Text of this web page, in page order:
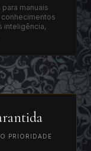
manuais
inteligência,
PRIORIDADE